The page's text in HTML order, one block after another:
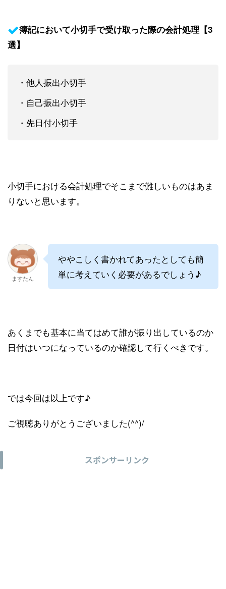
簿記において小切手で受け取った際の会計処理【3
選】
・他人振出小切手
・自己振出小切手
・先日付小切手
小切手における会計処理でそこまで難しいものはあま
りないと思います。
ますたん
ややこしく書かれてあったとしても簡
単に考えていく必要があるでしょう♪
あくまでも基本に当てはめて誰が振り出しているのか
日付はいつになっているのか確認して行くべきです。
では今回は以上です♪
ご視聴ありがとうございました(^^)/
スポンサーリンク